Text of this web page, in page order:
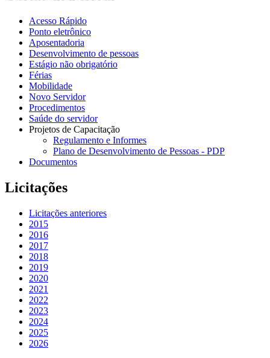
Acesso Rápido
Ponto eletrônico
Aposentadoria
Desenvolvimento de pessoas
Estágio não obrigatório
Férias
Mobilidade
Novo Servidor
Procedimentos
Saúde do servidor
Projetos de Capacitação
Regulamento e Informes
Plano de Desenvolvimento de Pessoas - PDP
Documentos
Licitações
Licitações anteriores
2015
2016
2017
2018
2019
2020
2021
2022
2023
2024
2025
2026